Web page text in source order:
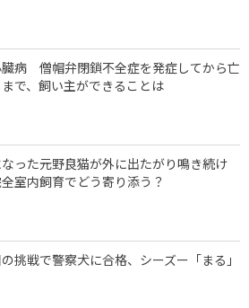
臓病 僧帽弁閉鎖不全症を発症してから亡
まで、飼い主ができることは
った元野良猫が外に出たがり鳴き続け
室内飼育でどう寄り添う？
挑戦で警察犬に合格、シーズー「まる」